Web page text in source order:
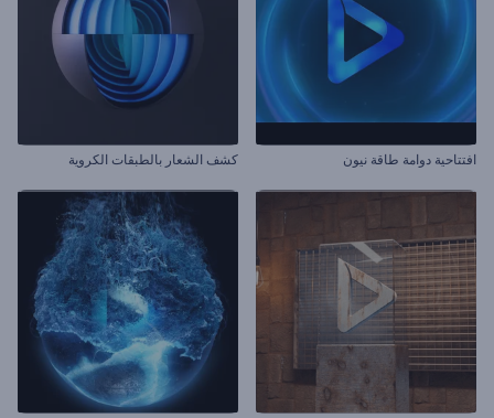
افتتاحية دوامة طاقة نيون كشف الشعار بالطبقات الكروية